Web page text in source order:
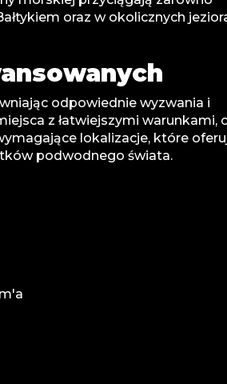
oraz w okolicznych
odpowiednie wyzwania i
z łatwiejszymi warunkami,
lokalizacje, które
podwodnego świata.